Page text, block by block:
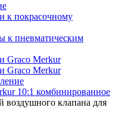
к покрасочному
к пневматическим
Graco Merkur
Graco Merkur
10:1 комбинированное
воздушного клапана для